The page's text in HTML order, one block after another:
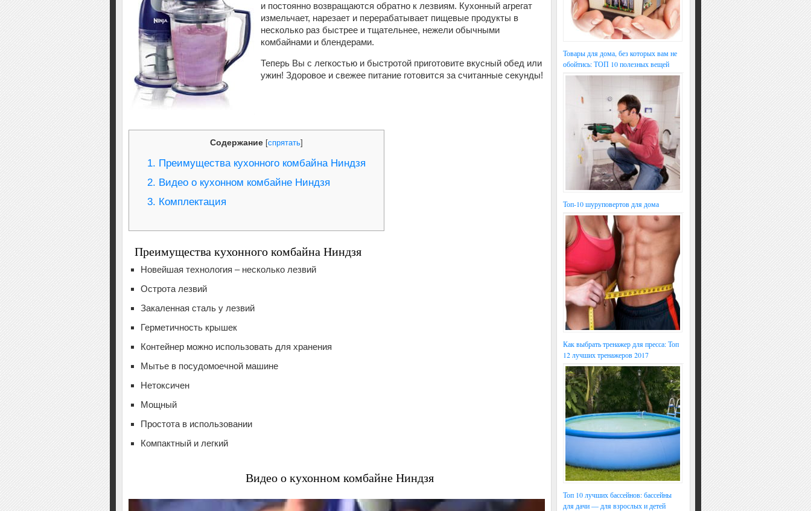
и постоянно возвращаются обратно к лезвиям. Кухонный агрегат
измельчает, нарезает и перерабатывает пищевые продукты в
несколько раз быстрее и тщательнее, нежели обычными
комбайнами и блендерами.
Теперь Вы с легкостью и быстротой приготовите вкусный обед или
ужин! Здоровое и свежее питание готовится за считанные секунды!
Содержание [спрятать]
1. Преимущества кухонного комбайна Ниндзя
2. Видео о кухонном комбайне Ниндзя
3. Комплектация
Преимущества кухонного комбайна Ниндзя
Новейшая технология – несколько лезвий
Острота лезвий
Закаленная сталь у лезвий
Герметичность крышек
Контейнер можно использовать для хранения
Мытье в посудомоечной машине
Нетоксичен
Мощный
Простота в использовании
Компактный и легкий
Видео о кухонном комбайне Ниндзя
Товары для дома, без которых вам не
обойтись: ТОП 10 полезных вещей
Топ-10 шуруповертов для дома
Как выбрать тренажер для пресса: Топ
12 лучших тренажеров 2017
Топ 10 лучших бассейнов: бассейны
для дачи — для взрослых и детей